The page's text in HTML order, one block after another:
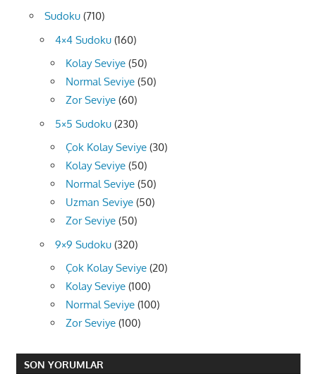
Sudoku (710)
4×4 Sudoku (160)
Kolay Seviye (50)
Normal Seviye (50)
Zor Seviye (60)
5×5 Sudoku (230)
Çok Kolay Seviye (30)
Kolay Seviye (50)
Normal Seviye (50)
Uzman Seviye (50)
Zor Seviye (50)
9×9 Sudoku (320)
Çok Kolay Seviye (20)
Kolay Seviye (100)
Normal Seviye (100)
Zor Seviye (100)
SON YORUMLAR